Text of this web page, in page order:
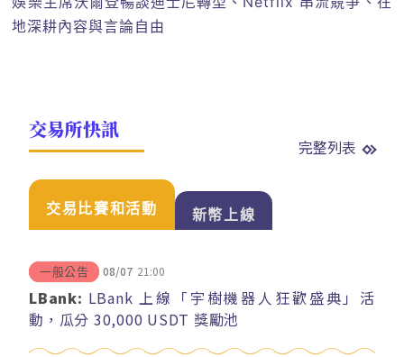
地深耕內容與言論自由
交易所快訊
完整列表
交易比賽和活動 新幣上線
一般公告 08/07 21:00
LBank: LBank 上線「宇樹機器人狂歡盛典」活
動，瓜分 30,000 USDT 獎勵池